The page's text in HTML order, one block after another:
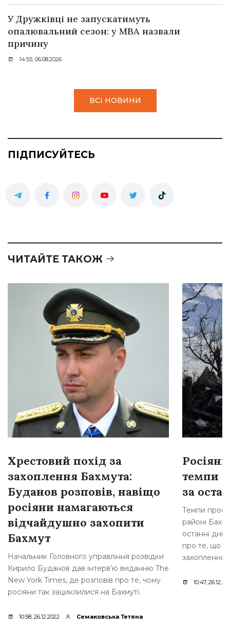
У Дружківці не запускатимуть
опалювальний сезон: у МВА назвали
причину
14:55, 06.08.2026
ВСІ НОВИНИ
ПІДПИСУЙТЕСЬ
ЧИТАЙТЕ ТАКОЖ
Хрестовий похід за
захоплення Бахмута:
Буданов розповів, навіщо
росіяни намагаються
відчайдушно захопити
Бахмут
Начальник Головного управління розвідки
Кирило Буданов дав інтерв’ю виданню The
New York Times, де розповів про те, чому
росіяни так зациклилися на Бахмуті.
10:58, 26.12.2022 Семаковська Тетяна
темпи
за
Темпи
районі
останні
про те, що
захоплення
10:47,